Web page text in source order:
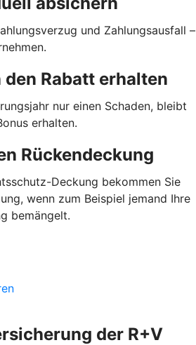
und Zahlungsausfall –
Rabatt erhalten
nur einen Schaden, bleibt
erhalten.
Rückendeckung
Deckung bekommen Sie
wenn zum Beispiel jemand Ihre
bemängelt.
der R+V